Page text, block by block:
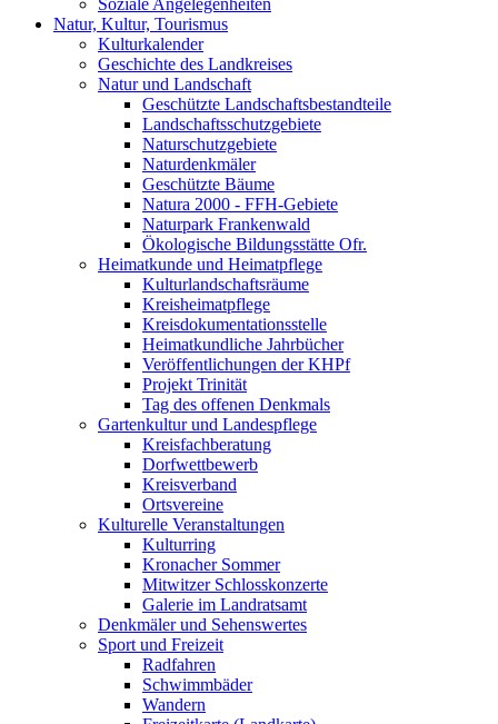
Soziale Angelegenheiten
Natur, Kultur, Tourismus
Kulturkalender
Geschichte des Landkreises
Natur und Landschaft
Geschützte Landschaftsbestandteile
Landschaftsschutzgebiete
Naturschutzgebiete
Naturdenkmäler
Geschützte Bäume
Natura 2000 - FFH-Gebiete
Naturpark Frankenwald
Ökologische Bildungsstätte Ofr.
Heimatkunde und Heimatpflege
Kulturlandschaftsräume
Kreisheimatpflege
Kreisdokumentationsstelle
Heimatkundliche Jahrbücher
Veröffentlichungen der KHPf
Projekt Trinität
Tag des offenen Denkmals
Gartenkultur und Landespflege
Kreisfachberatung
Dorfwettbewerb
Kreisverband
Ortsvereine
Kulturelle Veranstaltungen
Kulturring
Kronacher Sommer
Mitwitzer Schlosskonzerte
Galerie im Landratsamt
Denkmäler und Sehenswertes
Sport und Freizeit
Radfahren
Schwimmbäder
Wandern